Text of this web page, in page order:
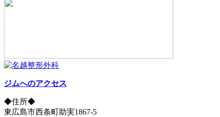
ジムへのアクセス
◆住所◆
東広島市西条町助実1867-5